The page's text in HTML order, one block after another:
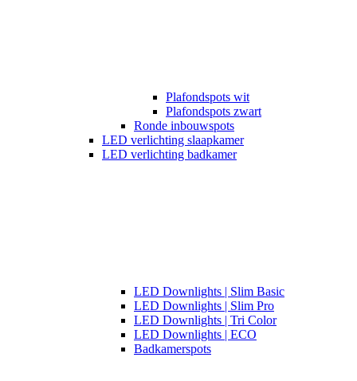
Plafondspots wit
Plafondspots zwart
Ronde inbouwspots
LED verlichting slaapkamer
LED verlichting badkamer
LED Downlights | Slim Basic
LED Downlights | Slim Pro
LED Downlights | Tri Color
LED Downlights | ECO
Badkamerspots